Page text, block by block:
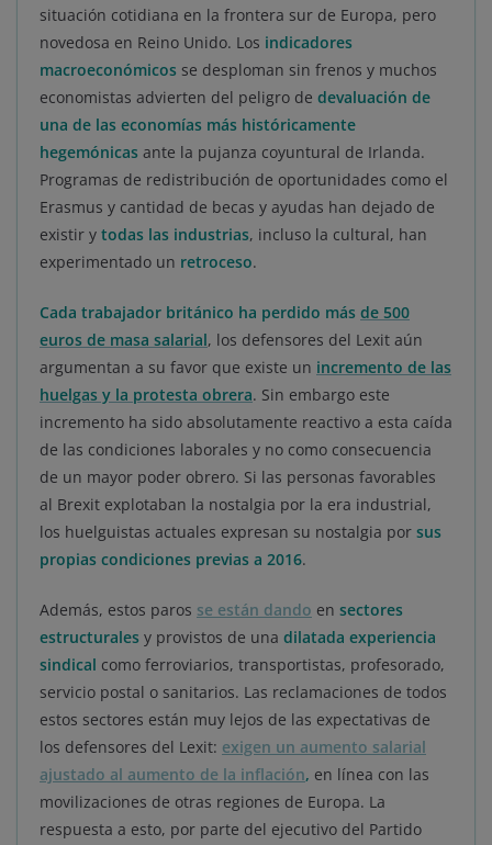
situación cotidiana en la frontera sur de Europa, pero
novedosa en Reino Unido. Los indicadores
macroeconómicos se desploman sin frenos y muchos
economistas advierten del peligro de devaluación de
una de las economías más históricamente
hegemónicas ante la pujanza coyuntural de Irlanda.
Programas de redistribución de oportunidades como el
Erasmus y cantidad de becas y ayudas han dejado de
existir y todas las industrias, incluso la cultural, han
experimentado un retroceso.
Cada trabajador británico ha perdido más de 500
euros de masa salarial, los defensores del Lexit aún
argumentan a su favor que existe un incremento de las
huelgas y la protesta obrera. Sin embargo este
incremento ha sido absolutamente reactivo a esta caída
de las condiciones laborales y no como consecuencia
de un mayor poder obrero. Si las personas favorables
al Brexit explotaban la nostalgia por la era industrial,
los huelguistas actuales expresan su nostalgia por sus
propias condiciones previas a 2016.
Además, estos paros se están dando en sectores
estructurales y provistos de una dilatada experiencia
sindical como ferroviarios, transportistas, profesorado,
servicio postal o sanitarios. Las reclamaciones de todos
estos sectores están muy lejos de las expectativas de
los defensores del Lexit: exigen un aumento salarial
ajustado al aumento de la inflación, en línea con las
movilizaciones de otras regiones de Europa. La
respuesta a esto, por parte del ejecutivo del Partido